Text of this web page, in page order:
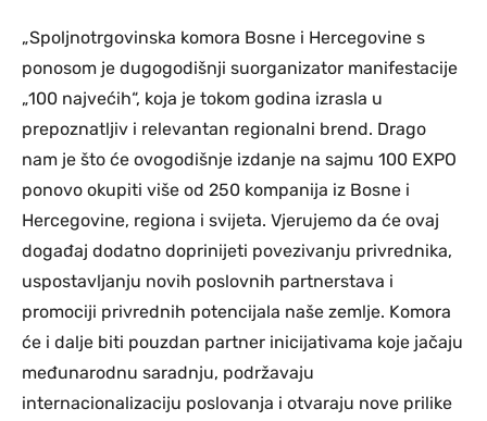
„Spoljnotrgovinska komora Bosne i Hercegovine s
ponosom je dugogodišnji suorganizator manifestacije
„100 najvećih“, koja je tokom godina izrasla u
prepoznatljiv i relevantan regionalni brend. Drago
nam je što će ovogodišnje izdanje na sajmu 100 EXPO
ponovo okupiti više od 250 kompanija iz Bosne i
Hercegovine, regiona i svijeta. Vjerujemo da će ovaj
događaj dodatno doprinijeti povezivanju privrednika,
uspostavljanju novih poslovnih partnerstava i
promociji privrednih potencijala naše zemlje. Komora
će i dalje biti pouzdan partner inicijativama koje jačaju
međunarodnu saradnju, podržavaju
internacionalizaciju poslovanja i otvaraju nove prilike